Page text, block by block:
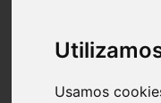
Usamos
Santa-cruz-de-
Cantabria - suances
Granada - monachil